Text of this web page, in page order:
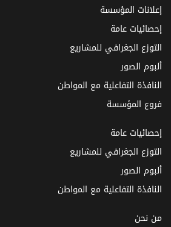
إعلانات المؤسسة
إحصائيات عامة
التوزع الجغرافي للمشاريع
ألبوم الصور
النافذة التفاعلية مع المواطن
فروع المؤسسة
إحصائيات عامة
التوزع الجغرافي للمشاريع
ألبوم الصور
النافذة التفاعلية مع المواطن
من نحن